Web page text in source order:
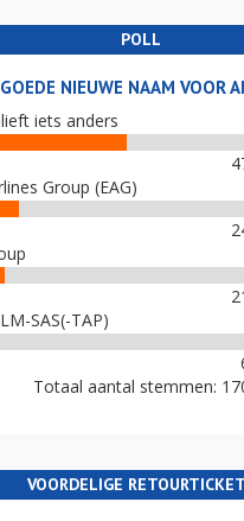
POLL
NIEUWE NAAM VOOR
iets anders
Group (EAG)
SAS(-TAP)
Totaal aantal stemmen:
VOORDELIGE